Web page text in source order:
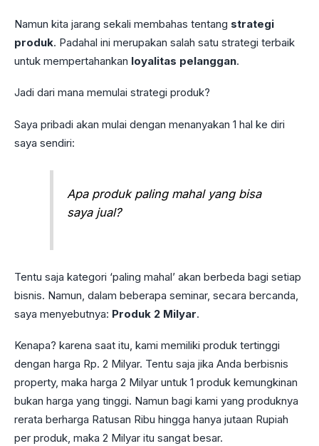
Namun kita jarang sekali membahas tentang strategi
produk. Padahal ini merupakan salah satu strategi terbaik
untuk mempertahankan loyalitas pelanggan.
Jadi dari mana memulai strategi produk?
Saya pribadi akan mulai dengan menanyakan 1 hal ke diri
saya sendiri:
Apa produk paling mahal yang bisa
saya jual?
Tentu saja kategori ‘paling mahal’ akan berbeda bagi setiap
bisnis. Namun, dalam beberapa seminar, secara bercanda,
saya menyebutnya: Produk 2 Milyar.
Kenapa? karena saat itu, kami memiliki produk tertinggi
dengan harga Rp. 2 Milyar. Tentu saja jika Anda berbisnis
property, maka harga 2 Milyar untuk 1 produk kemungkinan
bukan harga yang tinggi. Namun bagi kami yang produknya
rerata berharga Ratusan Ribu hingga hanya jutaan Rupiah
per produk, maka 2 Milyar itu sangat besar.